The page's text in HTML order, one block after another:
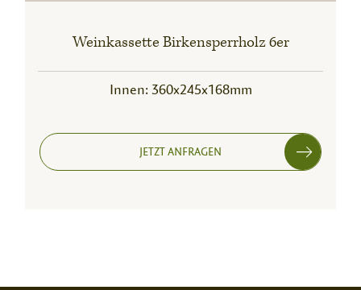
Weinkassette Birkensperrholz 6er
Innen: 360x245x168mm
JETZT ANFRAGEN